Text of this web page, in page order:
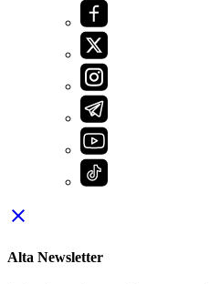
close
Alta Newsletter